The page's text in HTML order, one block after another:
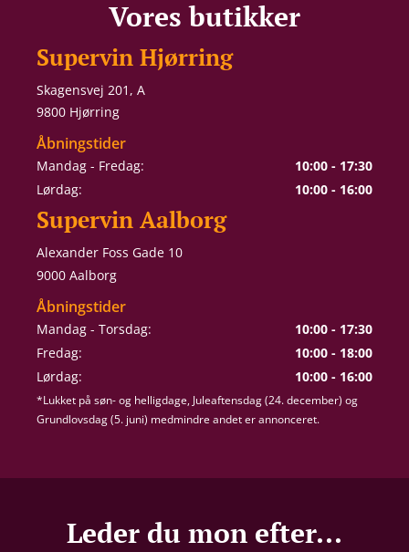
Vores butikker
Supervin Hjørring
Skagensvej 201, A
9800 Hjørring
Åbningstider
Mandag - Fredag:
10:00 - 17:30
Lørdag:
10:00 - 16:00
Supervin Aalborg
Alexander Foss Gade 10
9000 Aalborg
Åbningstider
Mandag - Torsdag:
10:00 - 17:30
Fredag:
10:00 - 18:00
Lørdag:
10:00 - 16:00
*Lukket på søn- og helligdage, Juleaftensdag (24. december) og
Grundlovsdag (5. juni) medmindre andet er annonceret.
Leder du mon efter...